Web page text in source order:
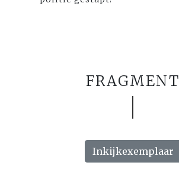
FRAGMENT
Inkijkexemplaar